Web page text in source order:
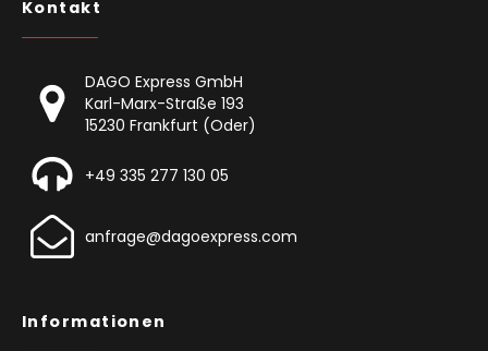
Kontakt
DAGO Express GmbH
Karl-Marx-Straße 193
15230 Frankfurt (Oder)
+49 335 277 130 05
anfrage@dagoexpress.com
Informationen